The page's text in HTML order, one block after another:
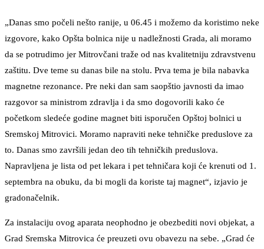
„Danas smo počeli nešto ranije, u 06.45 i možemo da koristimo neke
izgovore, kako Opšta bolnica nije u nadležnosti Grada, ali moramo
da se potrudimo jer Mitrovčani traže od nas kvalitetniju zdravstvenu
zaštitu. Dve teme su danas bile na stolu. Prva tema je bila nabavka
magnetne rezonance. Pre neki dan sam saopštio javnosti da imao
razgovor sa ministrom zdravlja i da smo dogovorili kako će
početkom sledeće godine magnet biti isporučen Opštoj bolnici u
Sremskoj Mitrovici. Moramo napraviti neke tehničke preduslove za
to. Danas smo završili jedan deo tih tehničkih preduslova.
Napravljena je lista od pet lekara i pet tehničara koji će krenuti od 1.
septembra na obuku, da bi mogli da koriste taj magnet“, izjavio je
gradonačelnik.
Za instalaciju ovog aparata neophodno je obezbediti novi objekat, a
Grad Sremska Mitrovica će preuzeti ovu obavezu na sebe. „Grad će